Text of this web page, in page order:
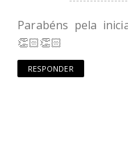
Parabéns pela
👏🏻👏🏻
RESPONDER